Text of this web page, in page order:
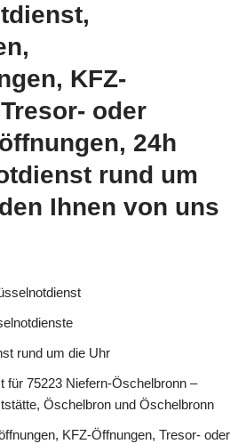
KFZ-
oder
24h
rund um
Ihnen von uns
rund um die Uhr
für 75223 Niefern-Öschelbronn –
Öschelbron und Öschelbronn
KFZ-Öffnungen, Tresor- oder